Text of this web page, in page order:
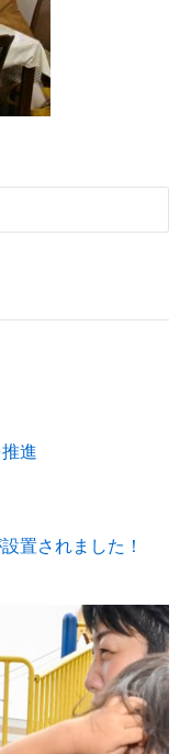
進
置されました！